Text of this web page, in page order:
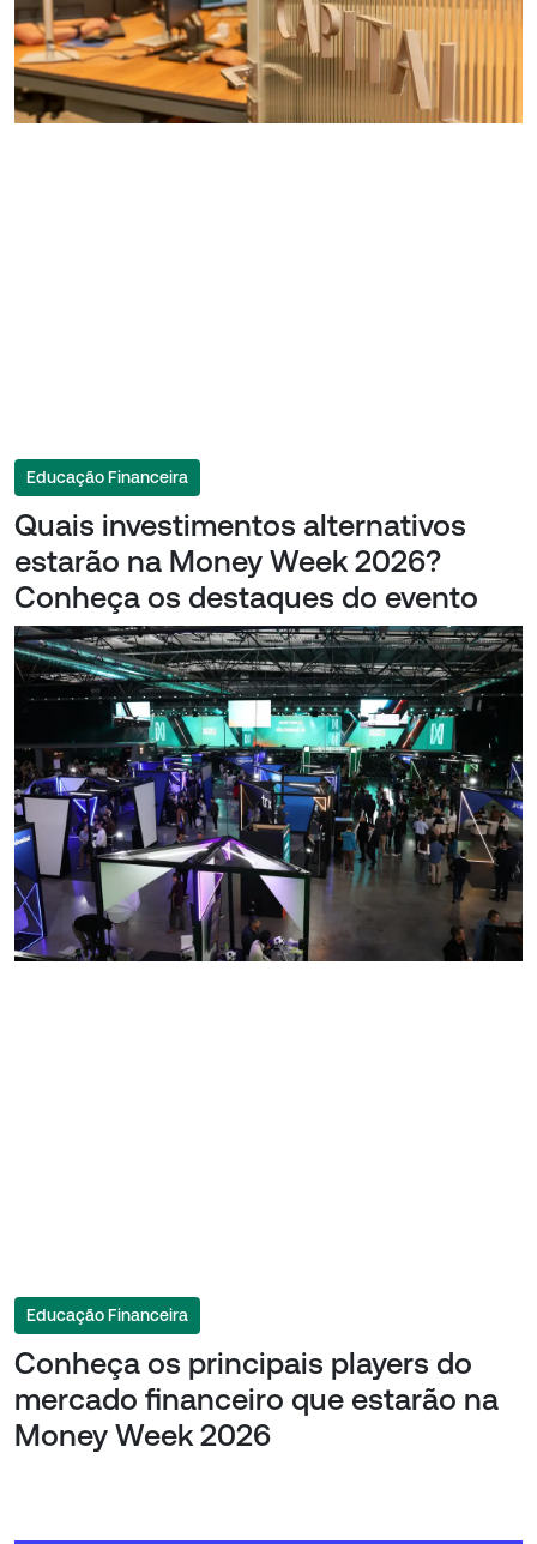
Educação Financeira
Quais investimentos alternativos
estarão na Money Week 2026?
Conheça os destaques do evento
Educação Financeira
Conheça os principais players do
mercado financeiro que estarão na
Money Week 2026